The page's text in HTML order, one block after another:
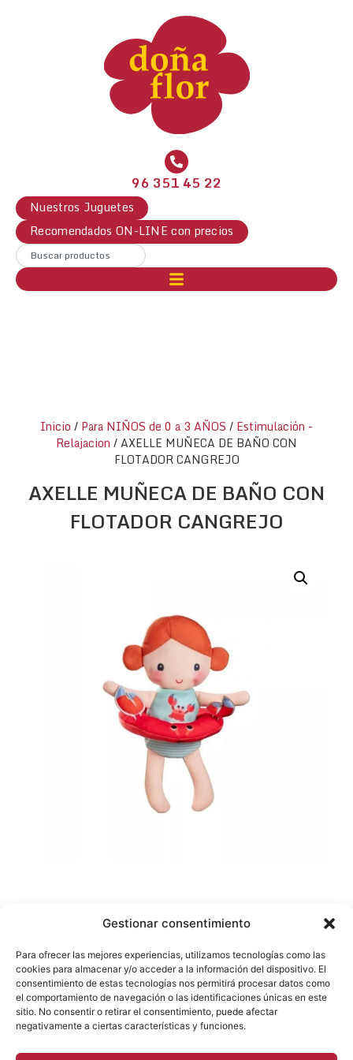
Gestionar consentimiento
Para ofrecer las mejores experiencias, utilizamos tecnologías como las
cookies para almacenar y/o acceder a la información del dispositivo. El
consentimiento de estas tecnologías nos permitirá procesar datos como
el comportamiento de navegación o las identificaciones únicas en este
sitio. No consentir o retirar el consentimiento, puede afectar
negativamente a ciertas características y funciones.
Nuestros Juguetes
Recomendados ON-LINE con precios
96 351 45 22
Inicio / Para NIÑOS de 0 a 3 AÑOS / Estimulación -
Relajacion / AXELLE MUÑECA DE BAÑO CON
FLOTADOR CANGREJO
AXELLE MUÑECA DE BAÑO CON
FLOTADOR CANGREJO
DESCRIPCIÓN
De tejido impermeable.
Consulta sobre el producto